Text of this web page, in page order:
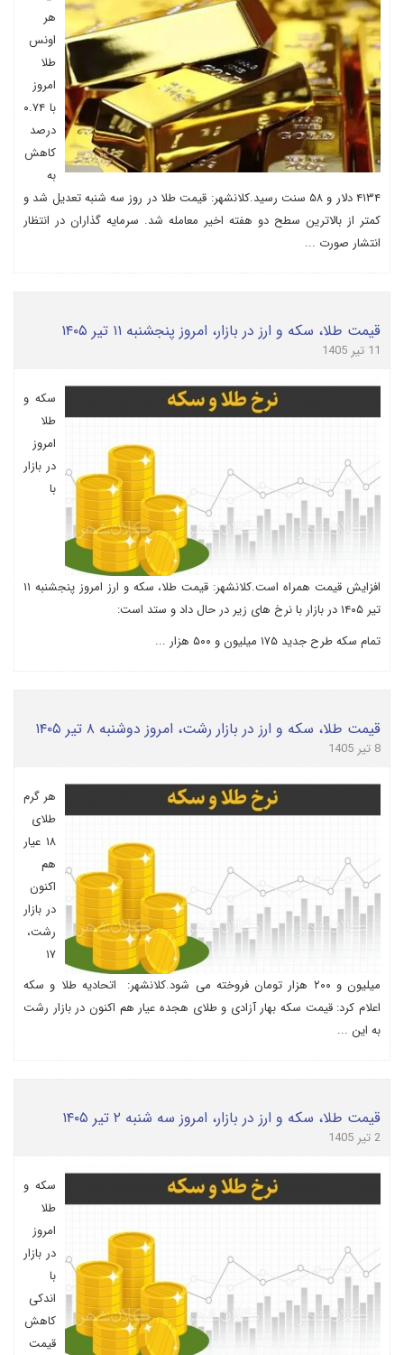
هر
اونس
طلا
امروز
با ۰.۷۴
درصد
کاهش
به
۴۱۳۴ دلار و ۵۸ سنت رسید.کلانشهر: قیمت طلا در روز سه شنبه تعدیل شد و
کمتر از بالاترین سطح دو هفته اخیر معامله شد. سرمایه گذاران در انتظار
انتشار صورت ...
قیمت طلا، سکه و ارز در بازار، امروز پنجشنبه ۱۱ تیر ۱۴۰۵
11 تیر 1405
سکه و
طلا
امروز
در بازار
با
افزایش قیمت همراه است.کلانشهر: قیمت طلا، سکه و ارز امروز پنجشنبه ۱۱
تیر ۱۴۰۵ در بازار با نرخ های زیر در حال داد و ستد است:
تمام سکه طرح جدید ۱۷۵ میلیون و ۵۰۰ هزار ...
قیمت طلا، سکه و ارز در بازار رشت، امروز دوشنبه ۸ تیر ۱۴۰۵
8 تیر 1405
هر گرم
طلای
۱۸ عیار
هم
اکنون
در بازار
رشت،
۱۷
میلیون و ۲۰۰ هزار تومان فروخته می شود.کلانشهر: اتحادیه طلا و سکه
اعلام کرد: قیمت سکه بهار آزادی و طلای هجده عیار هم اکنون در بازار رشت
به این ...
قیمت طلا، سکه و ارز در بازار، امروز سه شنبه ۲ تیر ۱۴۰۵
2 تیر 1405
سکه و
طلا
امروز
در بازار
با
اندکی
کاهش
قیمت